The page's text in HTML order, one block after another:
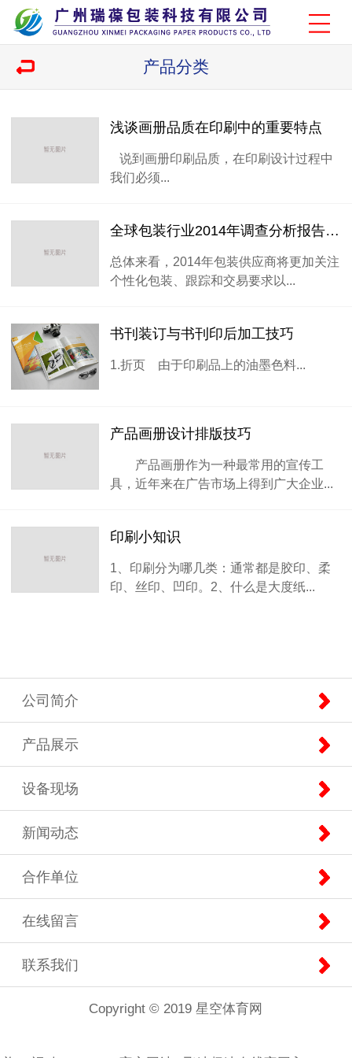
产品分类
浅谈画册品质在印刷中的重要特点
说到画册印刷品质，在印刷设计过程中
我们必须...
全球包装行业2014年调查分析报告摘要
总体来看，2014年包装供应商将更加关注
个性化包装、跟踪和交易要求以...
书刊装订与书刊印后加工技巧
1.折页 由于印刷品上的油墨色料...
产品画册设计排版技巧
产品画册作为一种最常用的宣传工
具，近年来在广告市场上得到广大企业...
印刷小知识
1、印刷分为哪几类：通常都是胶印、柔
印、丝印、凹印。2、什么是大度纸...
公司简介
产品展示
设备现场
新闻动态
合作单位
在线留言
联系我们
Copyright © 2019 星空体育网